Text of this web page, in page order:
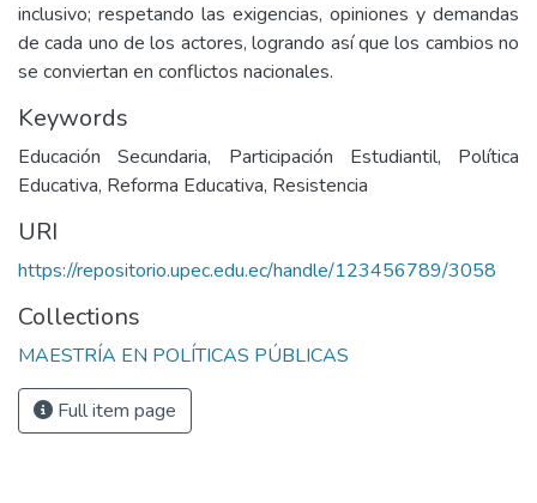
inclusivo; respetando las exigencias, opiniones y demandas
de cada uno de los actores, logrando así que los cambios no
se conviertan en conflictos nacionales.
Keywords
Educación Secundaria, Participación Estudiantil, Política
Educativa, Reforma Educativa, Resistencia
URI
https://repositorio.upec.edu.ec/handle/123456789/3058
Collections
MAESTRÍA EN POLÍTICAS PÚBLICAS
Full item page